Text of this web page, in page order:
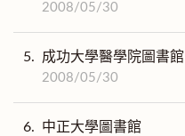
2008/05/30
5. 成功大學醫學院圖書館
2008/05/30
6. 中正大學圖書館